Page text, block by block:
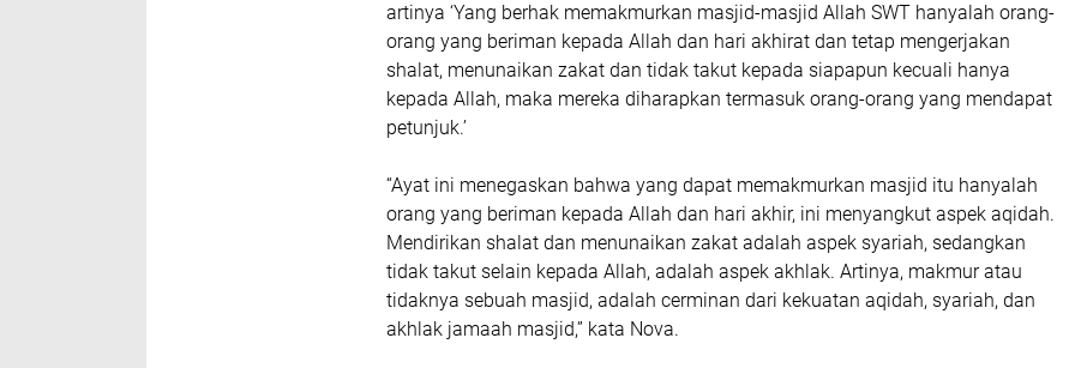
artinya ‘Yang berhak memakmurkan masjid-masjid Allah SWT hanyalah orang-
orang yang beriman kepada Allah dan hari akhirat dan tetap mengerjakan
shalat, menunaikan zakat dan tidak takut kepada siapapun kecuali hanya
kepada Allah, maka mereka diharapkan termasuk orang-orang yang mendapat
petunjuk.’
“Ayat ini menegaskan bahwa yang dapat memakmurkan masjid itu hanyalah
orang yang beriman kepada Allah dan hari akhir, ini menyangkut aspek aqidah.
Mendirikan shalat dan menunaikan zakat adalah aspek syariah, sedangkan
tidak takut selain kepada Allah, adalah aspek akhlak. Artinya, makmur atau
tidaknya sebuah masjid, adalah cerminan dari kekuatan aqidah, syariah, dan
akhlak jamaah masjid,” kata Nova.